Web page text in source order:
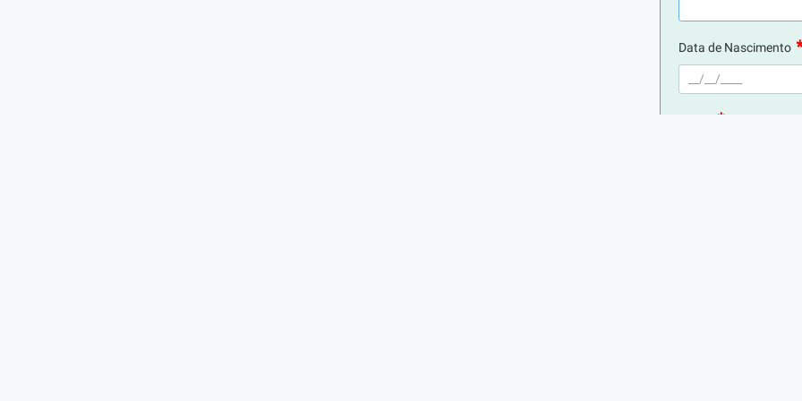
Conhecimento em metodologias de ensino da Educação Básica;
Data de Nascimento